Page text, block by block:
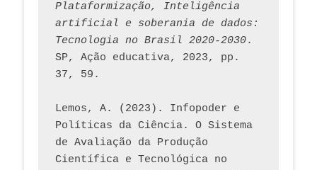
Plataformização, Inteligência
artificial e soberania de dados:
Tecnologia no Brasil 2020-2030.
SP, Ação educativa, 2023, pp.
37, 59.
Lemos, A. (2023). Infopoder e
Políticas da Ciência. O Sistema
de Avaliação da Produção
Científica e Tecnológica no